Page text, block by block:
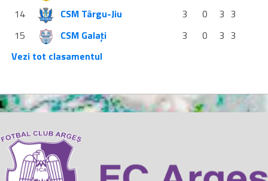
14
CSM Târgu-Jiu 3 0 3 3
15
CSM Galați 3 0 3 3
Vezi tot clasamentul